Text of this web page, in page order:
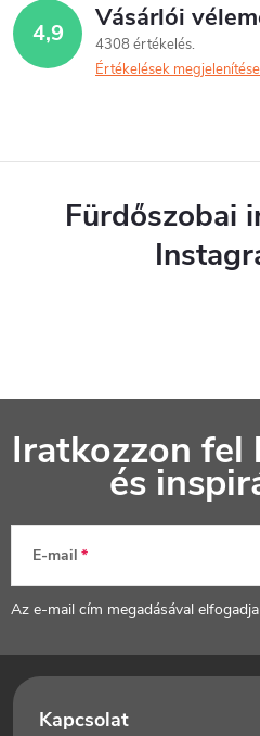
4,9 Vásárlói
4308 értékelés
Értékelések megjelenítése
Fürdőszobai
á
é
Iratkozzon fel
és
E-mail
Az e-mail cím megadásával